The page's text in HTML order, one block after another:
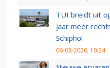
TUI breidt uit
jaar meer
Schiphol
06-08-2026, 10:24